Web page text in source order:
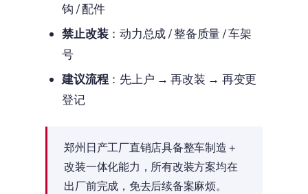
钩 / 配件
禁止改装：动力总成 / 整备质量 / 车架
号
建议流程：先上户 → 再改装 → 再变更
登记
郑州日产工厂直销店具备整车制造 +
改装一体化能力，所有改装方案均在
出厂前完成，免去后续备案麻烦。